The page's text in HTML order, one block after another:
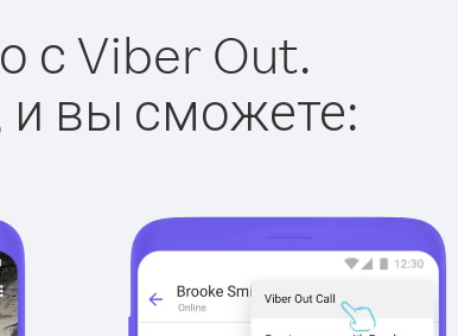
с Viber Out.
и вы сможете: